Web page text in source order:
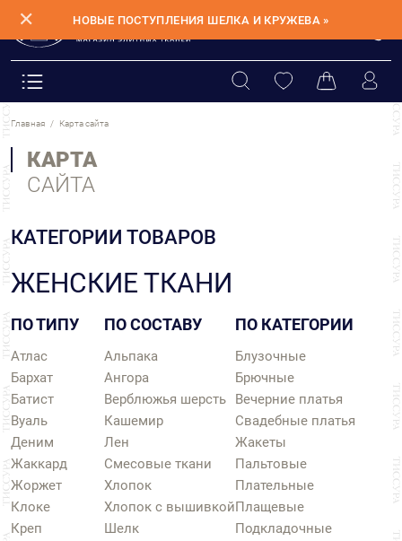
✕ НОВЫЕ ПОСТУПЛЕНИЯ ШЕЛКА И КРУЖЕВА »
Главная Карта сайта
КАРТА
САЙТА
КАТЕГОРИИ ТОВАРОВ
ЖЕНСКИЕ ТКАНИ
ПО ТИПУ
Атлас
Бархат
Батист
Вуаль
Деним
Жаккард
Жоржет
Клоке
Креп
ПО СОСТАВУ
Альпака
Ангора
Верблюжья шерсть
Кашемир
Лен
Смесовые ткани
Хлопок
Хлопок с вышивкой
Шелк
ПО КАТЕГОРИИ
Блузочные
Брючные
Вечерние платья
Свадебные платья
Жакеты
Пальтовые
Плательные
Плащевые
Подкладочные